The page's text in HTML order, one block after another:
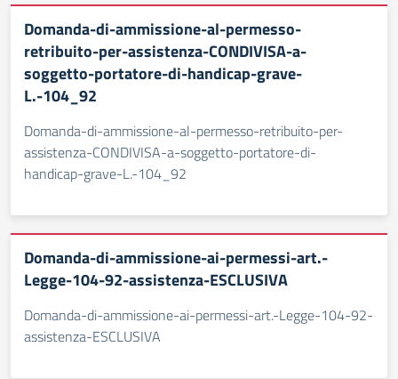
Domanda-di-ammissione-al-permesso-
retribuito-per-assistenza-CONDIVISA-a-
soggetto-portatore-di-handicap-grave-
L.-104_92
Domanda-di-ammissione-al-permesso-retribuito-per-
assistenza-CONDIVISA-a-soggetto-portatore-di-
handicap-grave-L.-104_92
Domanda-di-ammissione-ai-permessi-art.-
Legge-104-92-assistenza-ESCLUSIVA
Domanda-di-ammissione-ai-permessi-art.-Legge-104-92-
assistenza-ESCLUSIVA